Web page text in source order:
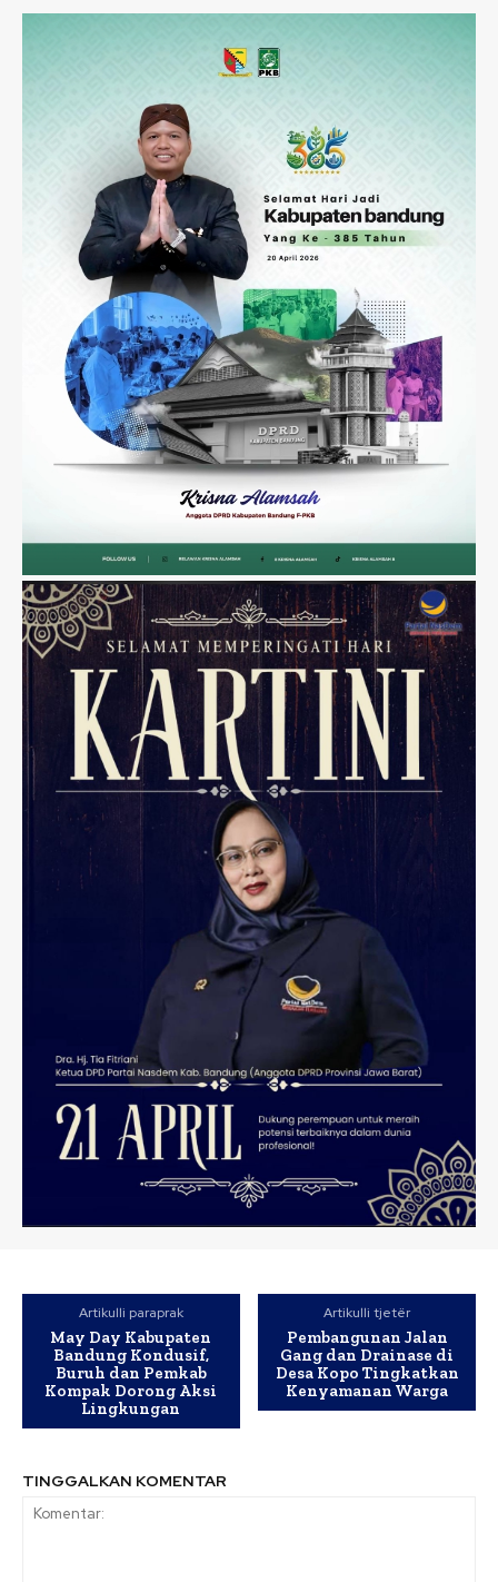
Artikulli paraprak
May Day Kabupaten
Bandung Kondusif,
Buruh dan Pemkab
Kompak Dorong Aksi
Lingkungan
Artikulli tjetër
Pembangunan Jalan
Gang dan Drainase di
Desa Kopo Tingkatkan
Kenyamanan Warga
TINGGALKAN KOMENTAR